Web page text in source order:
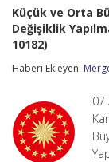
Orta
(Karar
Sayısı:
10182)
Küçük ve Orta
Değişiklik
10182)
Haberi Ekleyen:
07